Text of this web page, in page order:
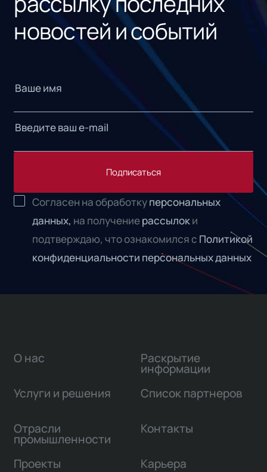
новостей и событий
Подписаться
Согласен на обработкуперсональных
данных, на получениерассылоки
подтверждаю, что ознакомился с Политикой
конфиденциальности персональных данных
О нас
Услуги и решения
Отрасли
промышленности
Проекты
Раскрытие
информации
Список партнеров
Контакты
Карьера